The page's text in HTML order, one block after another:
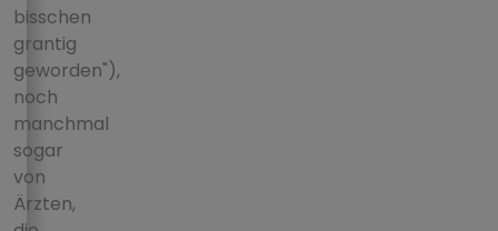
bisschen
grantig
geworden"),
noch
manchmal
sogar
von
Ärzten,